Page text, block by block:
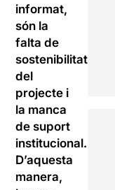
informat,
són la
falta de
sostenibilitat
del
projecte i
la manca
de suport
institucional.
D’aquesta
manera,